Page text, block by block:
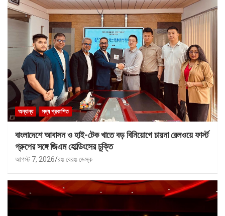
অন্যান্য সদ্য প্রকাশিত
বাংলাদেশে আবাসন ও হাই-টেক খাতে বড় বিনিয়োগে চায়না রেলওয়ে ফার্স্ট
গ্রুপের সঙ্গে জিএম হোল্ডিংসের চুক্তি
আগস্ট 7, 2026 রঙ বেরঙ ডেস্ক